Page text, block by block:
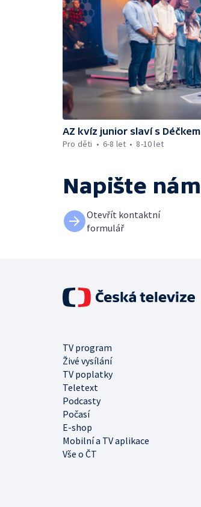
AZ kvíz junior slaví s Déčkem
Pro děti
6-8 let 8-10 let
Napište nám
Otevřít kontaktní
formulář
TV program
Živé vysílání
TV poplatky
Teletext
Podcasty
Počasí
E-shop
Mobilní a TV aplikace
Vše o ČT